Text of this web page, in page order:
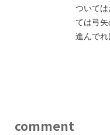
ついて
ては弓
進んでれ
comment